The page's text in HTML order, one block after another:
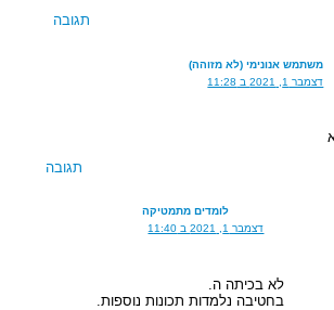
תגובה
משתמש אנונימי (לא מזוהה)
דצמבר 1, 2021 ב 11:28
תגובה
לומדים מתמטיקה
דצמבר 1, 2021 ב 11:40
לא בכיתה ה.
בחטיבה נלמדות תכונות נוספות.